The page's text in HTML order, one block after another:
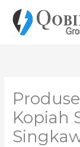
konten
Kopiah